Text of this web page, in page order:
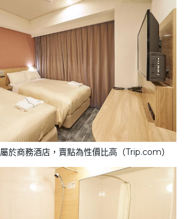
於商務酒店，賣點為性價比高（Trip.com）